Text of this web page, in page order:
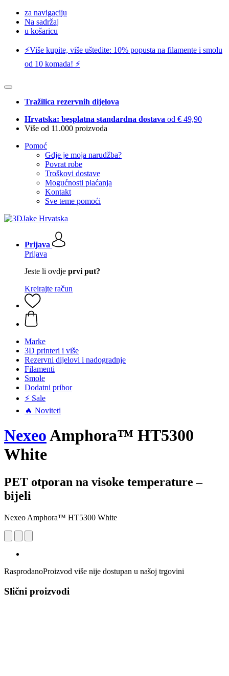
za navigaciju
Na sadržaj
u košaricu
⚡️Više kupite, više uštedite: 10% popusta na filamente i smolu
od 10 komada! ⚡️
Tražilica rezervnih dijelova
Hrvatska: besplatna standardna dostava od € 49,90
Više od 11.000 proizvoda
Pomoć
Gdje je moja narudžba?
Povrat robe
Troškovi dostave
Mogućnosti plaćanja
Kontakt
Sve teme pomoći
Prijava
Prijava
Jeste li ovdje prvi put?
Kreirajte račun
Marke
3D printeri i više
Rezervni dijelovi i nadogradnje
Filamenti
Smole
Dodatni pribor
⚡ Sale
🔥 Noviteti
NexeoAmphora™ HT5300
White
PET otporan na visoke temperature –
bijeli
Nexeo Amphora™ HT5300 White
RasprodanoProizvod više nije dostupan u našoj trgovini
Slični proizvodi